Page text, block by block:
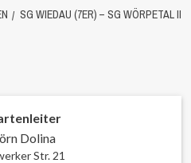
SG WIEDAU (7ER) – SG WÖRPETAL II
Dolina
Str. 21